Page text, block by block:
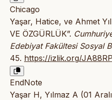
Chicago
Yaşar, Hatice, ve Ahmet
VE ÖZGÜRLÜK”.
Edebiyat Fakültesi Sosyal
45. https://izlik.org/
EndNote
Yaşar H, Yılmaz A (01